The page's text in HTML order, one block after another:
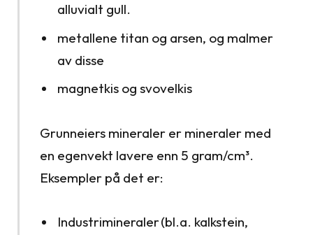
alluvialt gull.
metallene titan og arsen, og malmer
av disse
magnetkis og svovelkis
Grunneiers mineraler er mineraler med
en egenvekt lavere enn 5 gram/cm³.
Eksempler på det er:
Industrimineraler (bl.a. kalkstein,